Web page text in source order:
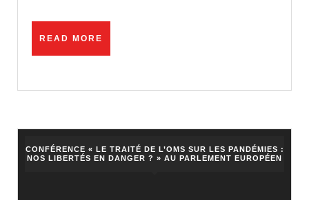
technologiques
:
fin
la
bulle
READ MORE
CONFÉRENCE « LE TRAITÉ DE L’OMS SUR LES PANDÉMIES :
NOS LIBERTÉS EN DANGER ? » AU PARLEMENT EUROPÉEN